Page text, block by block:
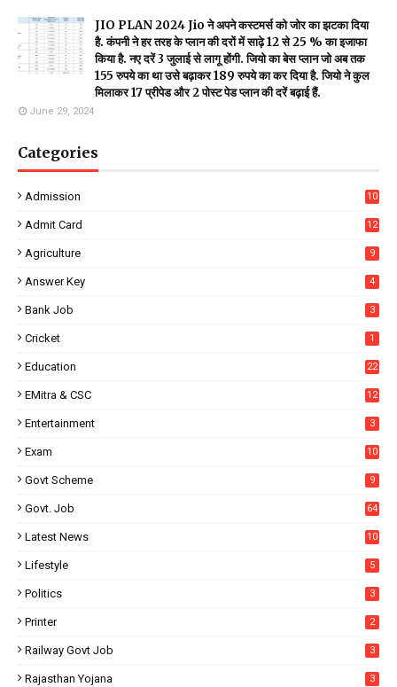
JIO PLAN 2024 Jio ने अपने कस्टमर्स को जोर का झटका दिया
है. कंपनी ने हर तरह के प्लान की दरों में साढ़े 12 से 25 % का इजाफा
किया है. नए दरें 3 जुलाई से लागू होंगी. जियो का बेस प्लान जो अब तक
155 रुपये का था उसे बढ़ाकर 189 रुपये का कर दिया है. जियो ने कुल
मिलाकर 17 प्रीपेड और 2 पोस्ट पेड प्लान की दरें बढ़ाई हैं.
June 29, 2024
Categories
Admission 10
Admit Card 12
Agriculture 9
Answer Key 4
Bank Job 3
Cricket 1
Education 22
EMitra & CSC 12
Entertainment 3
Exam 10
Govt Scheme 9
Govt. Job 64
Latest News 10
Lifestyle 5
Politics 3
Printer 2
Railway Govt Job 3
Rajasthan Yojana 3